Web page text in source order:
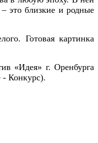
это близкие и родные
Готовая картинка
«Идея» г. Оренбурга
- Конкурс).